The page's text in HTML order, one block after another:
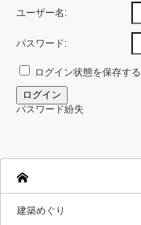
ユーザー名:
パスワード:
ログイン状態を保存する
ログイン
パスワード紛失
建築めぐり